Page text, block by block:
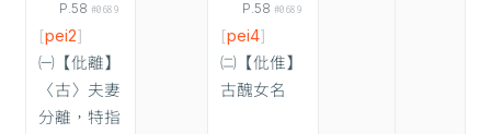
P.58 #0689
[pei2]
㈠【仳離】
〈古〉夫妻
分離，特指
P.58 #0689
[pei4]
㈡【仳倠】
古醜女名